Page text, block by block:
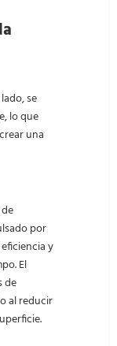
se
lo que
una
por
y
El
de
al reducir